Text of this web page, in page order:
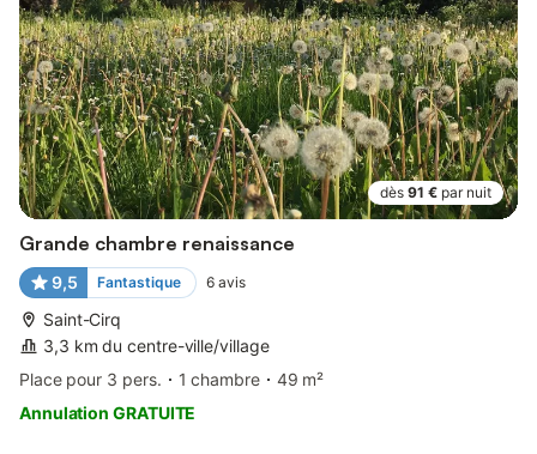
dès 91 € par nuit
Grande chambre renaissance
9,5 Fantastique 6 avis
Saint-Cirq
3,3 km du centre-ville/village
Place pour 3 pers.
1 chambre
49 m²
Annulation GRATUITE